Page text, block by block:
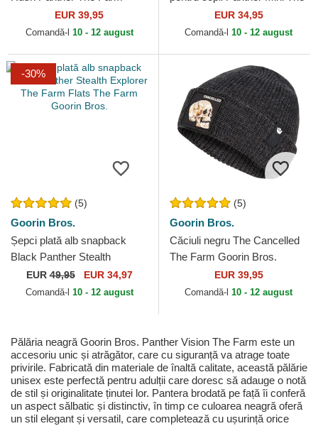
Goorin Bros.EUR 39,95
Comandă-l 10 - 12 august
Farm Goorin Bros.
EUR 34,95
Comandă-l 10 - 12 august
-30%
(5)
Goorin Bros.
Șepci plată alb snapback
Black Panther Stealth
Explorer The Farm Flats The
Farm Goorin Bros.
EUR49,95 EUR 34,97
Comandă-l 10 - 12 august
(5)
Goorin Bros.
Căciuli negru The Cancelled
The Farm Goorin Bros.
EUR 39,95
Comandă-l 10 - 12 august
Pălăria neagră Goorin Bros. Panther Vision The Farm este un
accesoriu unic și atrăgător, care cu siguranță va atrage toate
privirile. Fabricată din materiale de înaltă calitate, această pălărie
unisex este perfectă pentru adulții care doresc să adauge o notă
de stil și originalitate ținutei lor. Pantera brodată pe față îi conferă
un aspect sălbatic și distinctiv, în timp ce culoarea neagră oferă
un stil elegant și versatil, care completează cu ușurință orice